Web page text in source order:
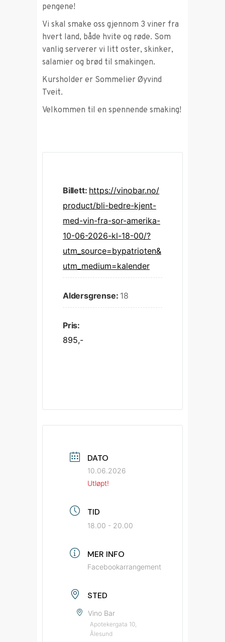
pengene!
Vi skal smake oss gjennom 3 viner fra
hvert land, både hvite og røde. Som
vanlig serverer vi litt oster, skinker,
salamier og brød til smakingen.
Kursholder er Sommelier Øyvind
Tveit.
Velkommen til en spennende smaking!
Billett: https://vinobar.no/
product/bli-bedre-kjent-
med-vin-fra-sor-amerika-
10-06-2026-kl-18-00/?
utm_source=bypatrioten&
utm_medium=kalender
Aldersgrense: 18
Pris:
895,-
DATO
10.06.2026
Utløpt!
TID
18.00 - 20.00
MER INFO
Facebookarrangement
STED
Vino Bar
Apotekergata 10,
Ålesund